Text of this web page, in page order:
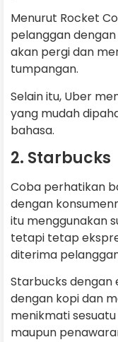
Menurut Rocket
pelanggan
akan pergi dan
tumpangan.
Selain itu, Uber
yang mudah
bahasa.
2. Starbucks
Coba perhatikan
dengan
itu menggunakan
tetapi tetap
diterima
Starbucks dengan
dengan kopi dan
menikmati
maupun